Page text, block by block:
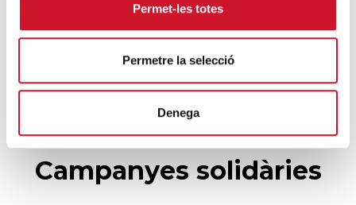
Permet-les totes
Permetre la selecció
Denega
El voluntariat, una oportunitat per fer
créixer el Maresme
Campanyes solidàries